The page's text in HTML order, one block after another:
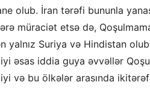
olub. İran tərəfi bununla
müraciət etsə də,
yalnız Suriya və Hindistan
əsas iddia guya əvvəllər
və bu ölkələr arasında